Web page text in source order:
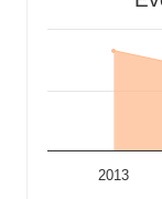
2013